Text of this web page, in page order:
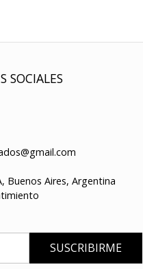
SOCIALES
Buenos Aires, Argentina
SUSCRIBIRME